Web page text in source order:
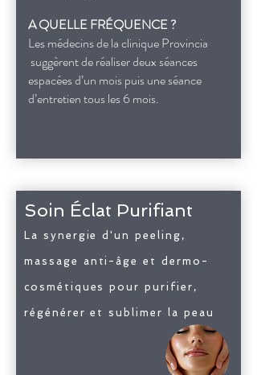
A QUELLE FRÉQUENCE ?
Les médecins de la clinique Provincia
suggèrent de réaliser deux séances
espacées d’un mois puis une séance
d’entretien tous les 6 mois.
Soin Éclat Purifiant
La synergie d'un peeling,
massage anti-âge et dermo-
cosmétiques pour purifier,
régénérer et sublimer la peau